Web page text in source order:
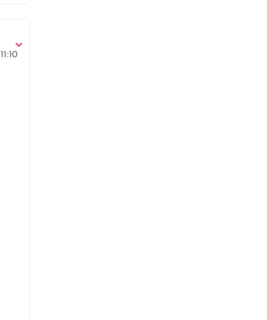
11:10